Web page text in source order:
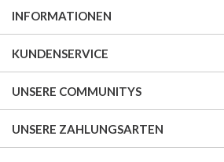
INFORMATIONEN
KUNDENSERVICE
UNSERE COMMUNITYS
UNSERE ZAHLUNGSARTEN